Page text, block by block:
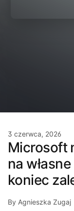
3 czerwca, 2026
Microsoft
na
koniec
By Agnieszka Zugaj